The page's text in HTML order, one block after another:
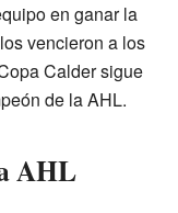
en ganar la
vencieron a los
Calder sigue
de la AHL.
AHL